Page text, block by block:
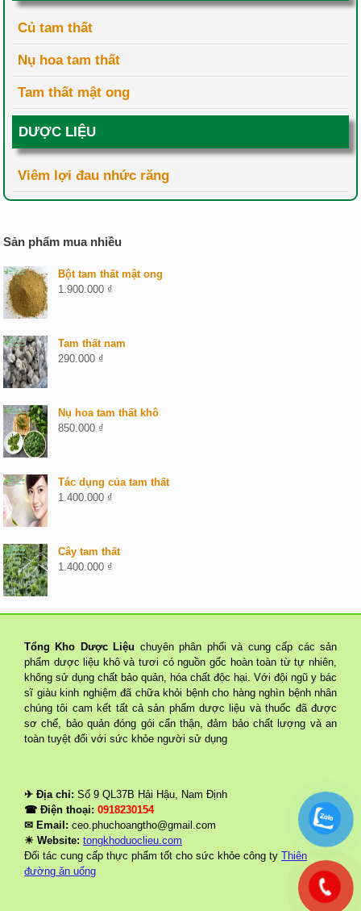
Củ tam thất
Nụ hoa tam thất
Tam thất mật ong
DƯỢC LIỆU
Viêm lợi đau nhức răng
Sản phẩm mua nhiều
Bột tam thất mật ong
1.900.000 ₫
Tam thất nam
290.000 ₫
Nụ hoa tam thất khô
850.000 ₫
Tác dụng của tam thất
1.400.000 ₫
Cây tam thất
1.400.000 ₫
Tổng Kho Dược Liệu chuyên phân phối và cung cấp các sản
phẩm dược liệu khô và tươi có nguồn gốc hoàn toàn từ tự nhiên,
không sử dụng chất bảo quản, hóa chất độc hại. Với đội ngũ y bác
sĩ giàu kinh nghiệm đã chữa khỏi bệnh cho hàng nghìn bệnh nhân
chúng tôi cam kết tất cả sản phẩm dược liệu và thuốc đã được
sơ chế, bảo quản đóng gói cẩn thận, đảm bảo chất lượng và an
toàn tuyệt đối với sức khỏe người sử dụng
✈ Địa chỉ: Số 9 QL37B Hải Hậu, Nam Định
☎ Điện thoại: 0918230154
✉ Email: ceo.phuchoangtho@gmail.com
☀ Website: tongkhoduoclieu.com
Đối tác cung cấp thực phẩm tốt cho sức khỏe công ty Thiên
đường ăn uống